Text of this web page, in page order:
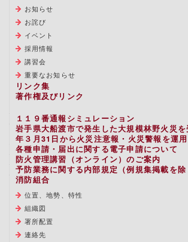
お知らせ
お詫び
イベント
採用情報
講習会
重要なお知らせ
リンク集
著作権及びリンク
１１９番通報シミュレーション
岩手県大船渡市で発生した大規模林野火災
年３月31日から火災注意報・火災警報を運用
各種申請・届出に関する電子申請について
防火管理講習（オンライン）のご案内
予防業務に関する内部規定（例規集掲載を
消防組合
位置、地勢、特性
組織図
署所配置
連絡先